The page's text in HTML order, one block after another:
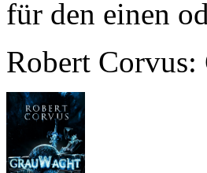
für den einen
Robert Corvus: